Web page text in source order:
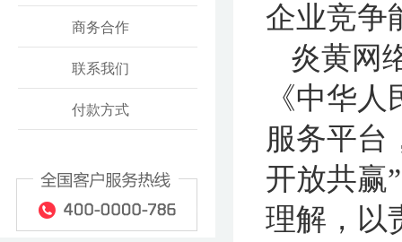
商务合作
联系我们
付款方式
企业竞争
炎黄网
《中华
服务平台
开放共赢
理解，以